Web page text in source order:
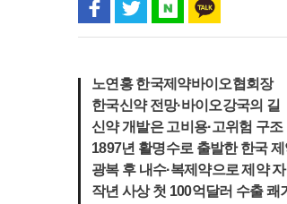
노연홍 한국제약바이오협회장
한국신약 전망·바이오강국의 길
신약 개발은 고비용·고위험 구조
1897년 활명수로 출발한 한국
광복 후 내수·복제약으로 제약
작년 사상 첫 100억달러 수출 쾌